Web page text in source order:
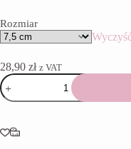
Rozmiar
28,90 zł z VAT
ilość
Foremka
Zajączek
w